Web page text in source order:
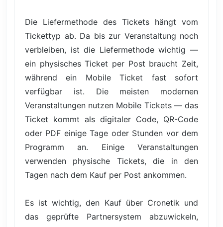
Die Liefermethode des Tickets hängt vom
Tickettyp ab. Da bis zur Veranstaltung noch
verbleiben, ist die Liefermethode wichtig —
ein physisches Ticket per Post braucht Zeit,
während ein Mobile Ticket fast sofort
verfügbar ist. Die meisten modernen
Veranstaltungen nutzen Mobile Tickets — das
Ticket kommt als digitaler Code, QR-Code
oder PDF einige Tage oder Stunden vor dem
Programm an. Einige Veranstaltungen
verwenden physische Tickets, die in den
Tagen nach dem Kauf per Post ankommen.
Es ist wichtig, den Kauf über Cronetik und
das geprüfte Partnersystem abzuwickeln,